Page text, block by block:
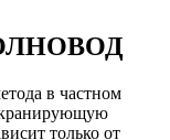
в частном
только от